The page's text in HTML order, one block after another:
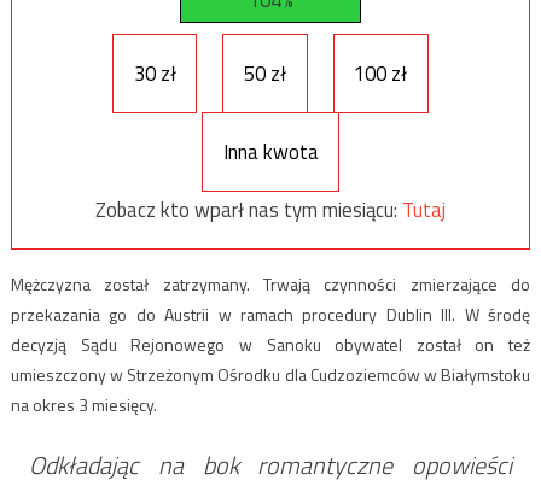
30 zł 50 zł 100 zł
Inna kwota
Zobacz kto wparł nas tym miesiącu: Tutaj
Mężczyzna został zatrzymany. Trwają czynności zmierzające do
przekazania go do Austrii w ramach procedury Dublin III. W środę
decyzją Sądu Rejonowego w Sanoku obywatel został on też
umieszczony w Strzeżonym Ośrodku dla Cudzoziemców w Białymstoku
na okres 3 miesięcy.
Odkładając na bok romantyczne opowieści